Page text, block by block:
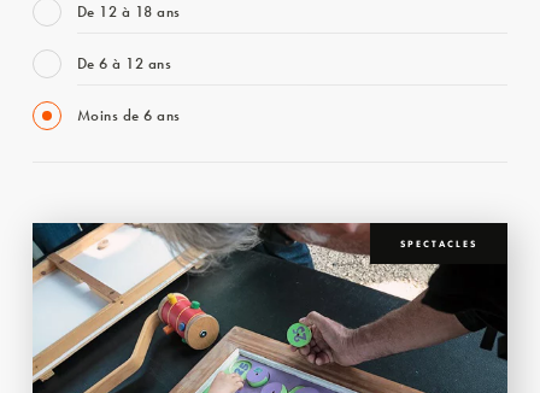
De 12 à 18 ans
De 6 à 12 ans
Moins de 6 ans
SPECTACLES